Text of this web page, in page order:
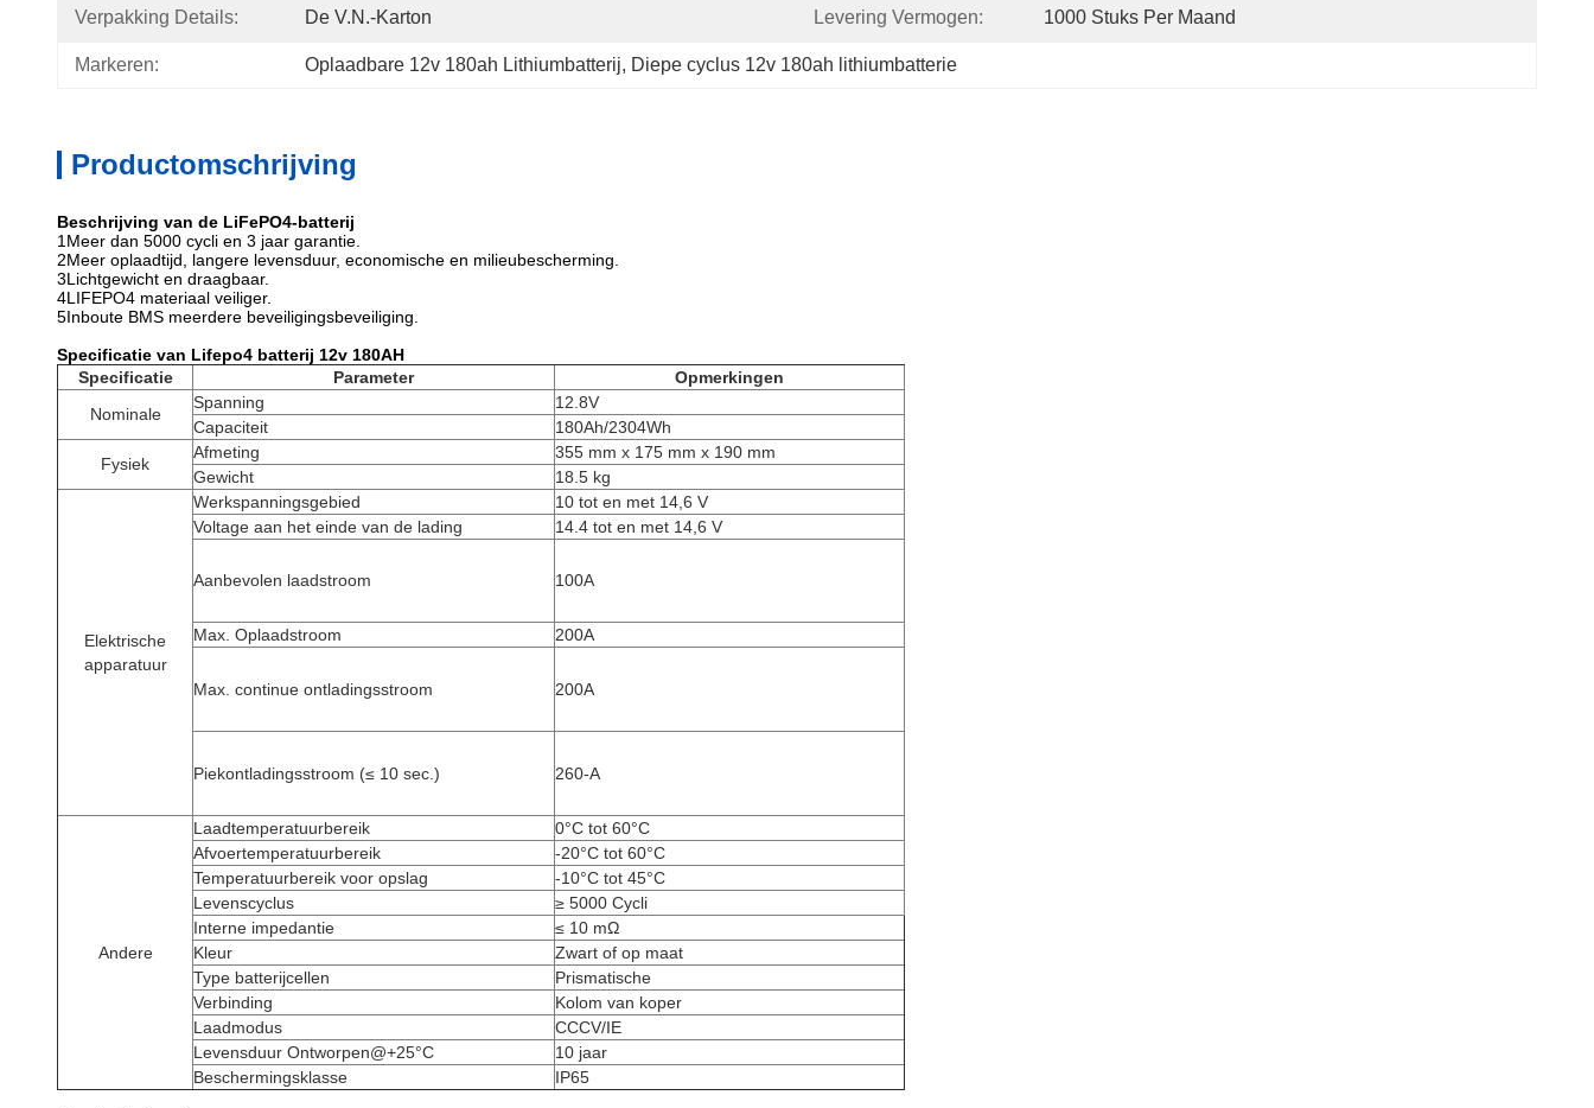
Verpakking Details: De V.N.-Karton Levering Vermogen: 1000 Stuks Per Maand
Markeren: Oplaadbare 12v 180ah Lithiumbatterij, Diepe cyclus 12v 180ah lithiumbatterie
Productomschrijving
Beschrijving van de LiFePO4-batterij
1Meer dan 5000 cycli en 3 jaar garantie.
2Meer oplaadtijd, langere levensduur, economische en milieubescherming.
3Lichtgewicht en draagbaar.
4LIFEPO4 materiaal veiliger.
5Inboute BMS meerdere beveiligingsbeveiliging.
Specificatie van Lifepo4 batterij 12v 180AH
Specificatie
Parameter
Opmerkingen
Nominale
Spanning
12.8V
Capaciteit
180Ah/2304Wh
Fysiek
Afmeting
355 mm x 175 mm x 190 mm
Gewicht
18.5 kg
Elektrische
apparatuur
Werkspanningsgebied
10 tot en met 14,6 V
Voltage aan het einde van de lading
14.4 tot en met 14,6 V
Aanbevolen laadstroom 100A
Max. Oplaadstroom 200A
Max. continue ontladingsstroom 200A
Piekontladingsstroom (≤ 10 sec.) 260-A
Andere
Laadtemperatuurbereik
0°C tot 60°C
Afvoertemperatuurbereik
-20°C tot 60°C
Temperatuurbereik voor opslag
-10°C tot 45°C
Levenscyclus
≥ 5000 Cycli
Interne impedantie
≤ 10 mΩ
Kleur
Zwart of op maat
Type batterijcellen
Prismatische
Verbinding
Kolom van koper
Laadmodus
CCCV/IE
Levensduur Ontworpen@+25°C
10 jaar
Beschermingsklasse
IP65